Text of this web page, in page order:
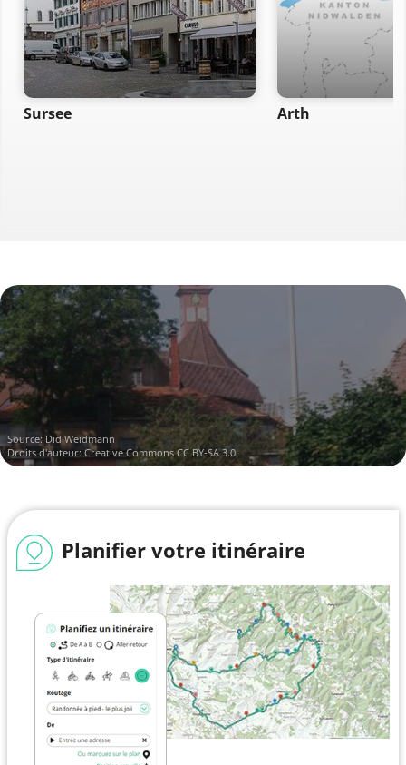
Sursee Arth
Source: DidiWeidmann
Droits d'auteur: Creative Commons CC BY-SA 3.0
Planifier votre itinéraire